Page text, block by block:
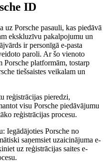
ID
uz Porsche pasauli, kas piedāvā
ekskluzīvu pakalpojumu un
ir personīgā e-pasta
paroli. Ar šo vienoto
Porsche platformām, tostarp
tiešsaistes veikalam un
reģistrācijas pieredzi,
visu Porsche piedāvājumu
reģistrācijas procesu.
Iegādājoties Porsche no
saņemsiet uzaicinājuma e-
uz reģistrācijas saites e-